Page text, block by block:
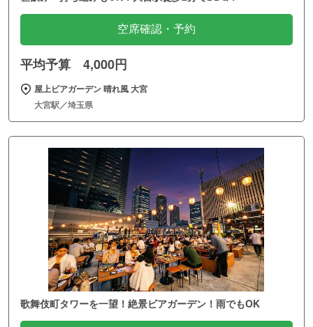
空席確認・予約
平均予算 4,000円
屋上ビアガーデン 晴れ風 大宮
大宮駅／埼玉県
歌舞伎町タワーを一望！絶景ビアガーデン！雨でもOK